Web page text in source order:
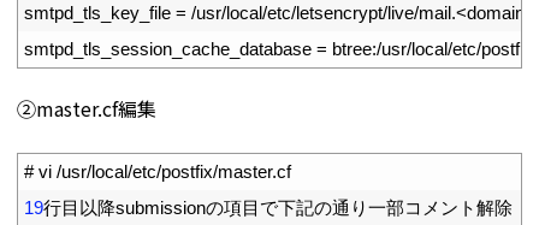
smtpd_tls_key_file = /usr/local/etc/letsencrypt/live/mail.<domain
smtpd_tls_session_cache_database = btree:/usr/local/etc/postfix
➁master.cf編集
# vi /usr/local/etc/postfix/master.cf
19行目以降submissionの項目で下記の通り一部コメント解除